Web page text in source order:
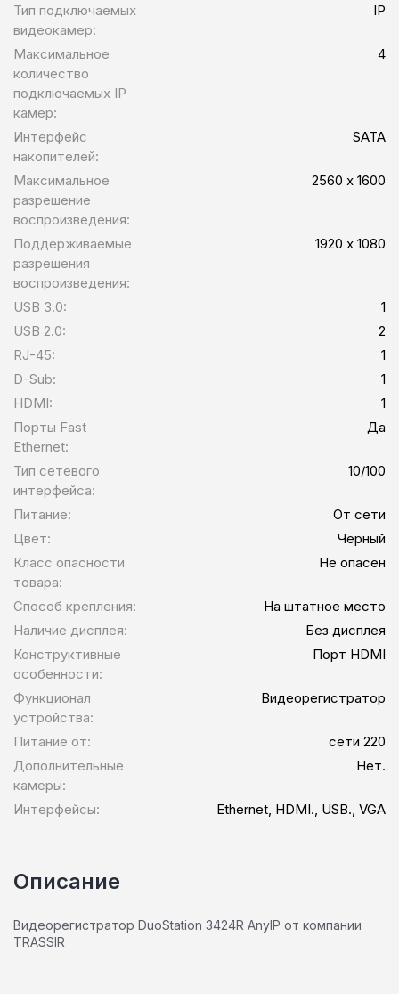
Тип подключаемых
видеокамер:
IP
Максимальное
количество
подключаемых IP
камер:
4
Интерфейс
накопителей:
SATA
Максимальное
разрешение
воспроизведения:
2560 х 1600
Поддерживаемые
разрешения
воспроизведения:
1920 х 1080
USB 3.0:
1
USB 2.0:
2
RJ-45:
1
D-Sub:
1
HDMI:
1
Порты Fast
Ethernet:
Да
Тип сетевого
интерфейса:
10/100
Питание:
От сети
Цвет:
Чёрный
Класс опасности
товара:
Не опасен
Способ крепления:
На штатное место
Наличие дисплея:
Без дисплея
Конструктивные
особенности:
Порт HDMI
Функционал
устройства:
Видеорегистратор
Питание от:
сети 220
Дополнительные
камеры:
Нет.
Интерфейсы: Ethernet, HDMI., USB., VGA
Описание
Видеорегистратор DuoStation 3424R AnyIP от компании
TRASSIR